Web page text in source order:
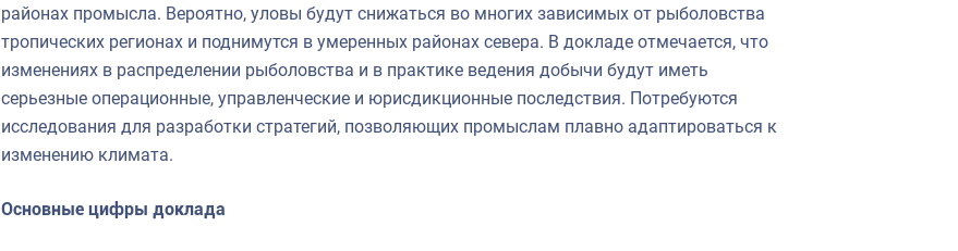
районах промысла. Вероятно, уловы будут снижаться во многих зависимых от рыболовства
тропических регионах и поднимутся в умеренных районах севера. В докладе отмечается, что
изменениях в распределении рыболовства и в практике ведения добычи будут иметь
серьезные операционные, управленческие и юрисдикционные последствия. Потребуются
исследования для разработки стратегий, позволяющих промыслам плавно адаптироваться к
изменению климата.
Основные цифры доклада